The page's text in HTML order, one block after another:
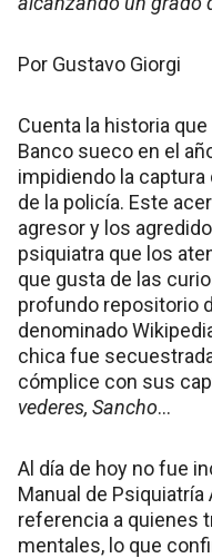
Por Gustavo Giorgi
Cuenta la historia
Banco sueco en el
impidiendo la
de la policía. Este
agresor y los
psiquiatra que los
que gusta de las
profundo repositorio
denominado
chica fue
cómplice con sus
vederes, Sancho…
Al día de hoy no fue
Manual de Psiquiatría
referencia a quienes
mentales, lo que